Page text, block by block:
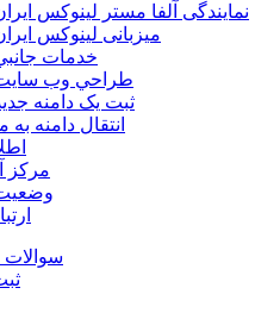
نمایندگی آلفا مستر لینوکس
میزبانی لینوکس
خدمات
طراحي وب
ثبت یک دامنه
انتقال دامنه به
مرکز
سوالات